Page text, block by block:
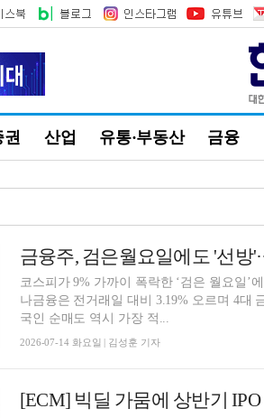
권 산업 유통·부동산 금융
코스피가 9% 가까이 폭락한 ‘검은 월요일’
나금융은 전거래일 대비 3.19% 오르며 4대
국인 순매도 역시 가장 적...
2026-07-14 화요일 | 김성훈 기자